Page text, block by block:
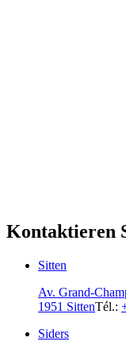
Kontaktieren
Sitten
Av. Grand-
1951 SittenTél.:
Siders